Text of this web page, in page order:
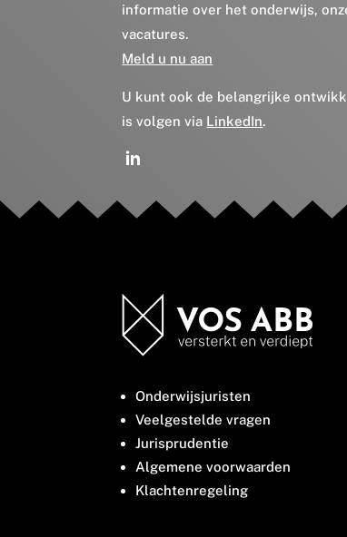
informatie over het onderwijs,
vacatures.
Meld u nu aan
U kunt ook de belangrijke
is volgen via LinkedIn.
Onderwijsjuristen
Veelgestelde vragen
Jurisprudentie
Algemene voorwaarden
Klachtenregeling